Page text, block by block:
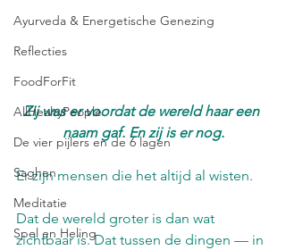
Ayurveda & Energetische Genezing
Reflecties
FoodForFit
AllHealtyPeople
De vier pijlers en de 6 lagen
Saghen
Meditatie
Spel en Heling
Zij was er voordat de wereld haar een
naam gaf. En zij is er nog.
Er zijn mensen die het altijd al wisten.
Dat de wereld groter is dan wat
zichtbaar is. Dat tussen de dingen — in